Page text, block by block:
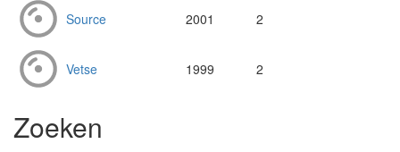
Source 2001 2
Vetse 1999 2
Zoeken